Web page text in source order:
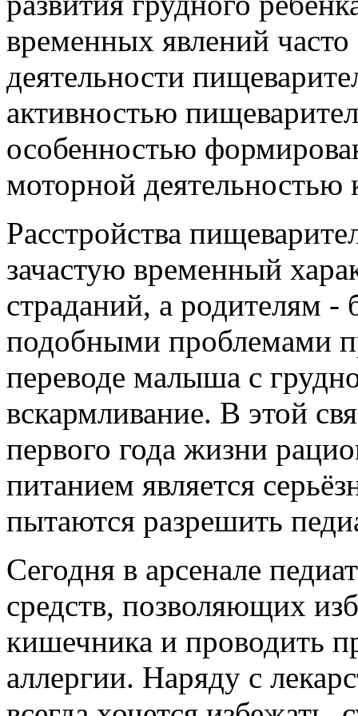
временных явлений
деятельности
активностью
особенностью
моторной деятельностью
Расстройства
зачастую временный
страданий, а родителям -
подобными проблемами
переводе малыша с
вскармливание. В этой
первого года жизни
питанием является
пытаются разрешить
Сегодня в арсенале
средств, позволяющих
кишечника и проводить
аллергии. Наряду с